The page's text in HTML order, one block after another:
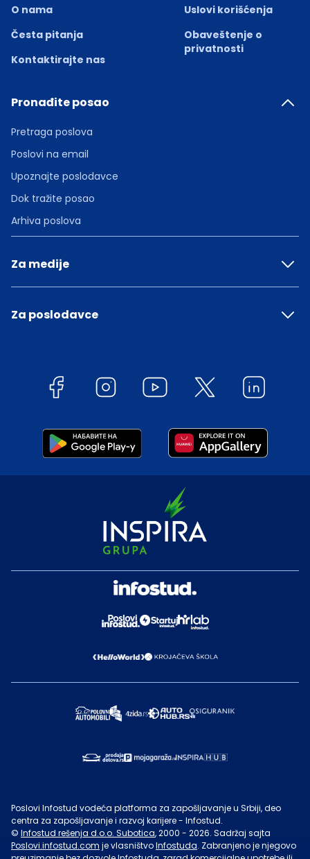
O nama
Česta pitanja
Kontaktirajte nas
Uslovi korišćenja
Obaveštenje o
privatnosti
Pronađite posao
Pretraga poslova
Poslovi na email
Upoznajte poslodavce
Dok tražite posao
Arhiva poslova
Za medije
Za poslodavce
Poslovi Infostud vodeća platforma za zapošljavanje u Srbiji, deo
centra za zapošljavanje i razvoj karijere - Infostud.
© Infostud rešenja d.o.o. Subotica, 2000 - 2026. Sadržaj sajta
Poslovi.infostud.com je vlasništvoInfostuda. Zabranjeno je njegovo